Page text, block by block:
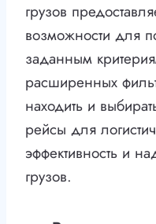
грузов
возможности для
заданным
расширенных
находить и
рейсы для
эффективность и
грузов.